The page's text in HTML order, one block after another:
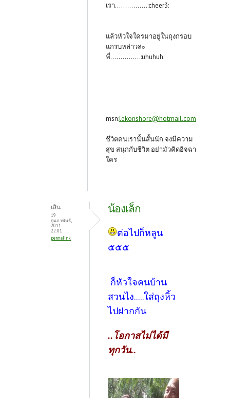
เรา................:cheer3:
แล้วหัวใจใครมาอยู่ในถุงกรอบ
แกรบหล่าวล่ะ
พี่...............:uhuhuh:
msn:lekonshore@hotmail.com
ชีวิตคนเรานั้นสั้นนัก จงมีความ
สุข สนุกกับชีวิต อย่ามัวคิดอิจฉา
ใคร
เสิน
19
กุมภาพันธ์,
2011 -
22:01
permalink
น้องเล็ก
ต่อไปก็หลูน
๕๕๕
ก็หัวใจคนบ้าน
สวนไง.....ใส่ถุงหิ้ว
ไปฝากกัน
..โอกาสไม่ได้มี
ทุกวัน..